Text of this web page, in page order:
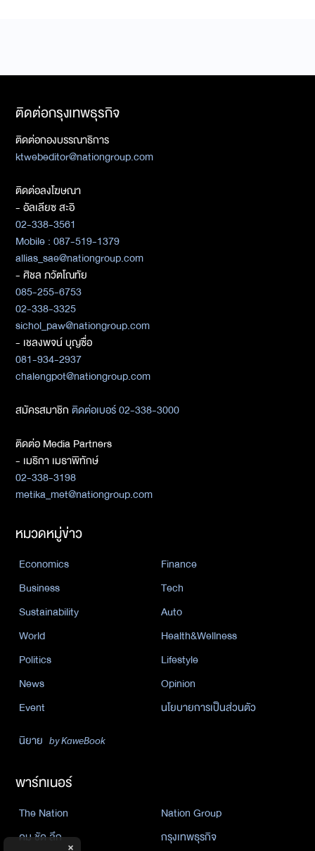
ติดต่อกรุงเทพธุรกิจ
ติดต่อกองบรรณาธิการ
ktwebeditor@nationgroup.com
ติดต่อลงโฆษณา
- อัลเลียซ สะอิ
02-338-3561
Mobile : 087-519-1379
allias_sae@nationgroup.com
- ศิชล ภวัตโณทัย
085-255-6753
02-338-3325
sichol_paw@nationgroup.com
- เชลงพจน์ บุญซื่อ
081-934-2937
chalengpot@nationgroup.com
สมัครสมาชิกติดต่อเบอร์ 02-338-3000
ติดต่อ Media Partners
- เมธิกา เมธาพิทักษ์
02-338-3198
metika_met@nationgroup.com
หมวดหมู่ข่าว
Economics
Finance
Business
Tech
Sustainability
Auto
World
Health&Wellness
Politics
Lifestyle
News
Opinion
Event
นโยบายการเป็นส่วนตัว
นิยาย by KaweBook
พาร์ทเนอร์
The Nation
Nation Group
คม ชัด ลึก
กรุงเทพธุรกิจ
×